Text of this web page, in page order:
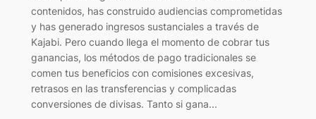
contenidos, has construido audiencias comprometidas
y has generado ingresos sustanciales a través de
Kajabi. Pero cuando llega el momento de cobrar tus
ganancias, los métodos de pago tradicionales se
comen tus beneficios con comisiones excesivas,
retrasos en las transferencias y complicadas
conversiones de divisas. Tanto si gana...